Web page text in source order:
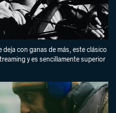
con ganas de más, este clásico
y es sencillamente superior